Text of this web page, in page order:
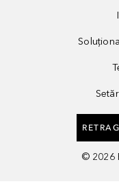
© 2026